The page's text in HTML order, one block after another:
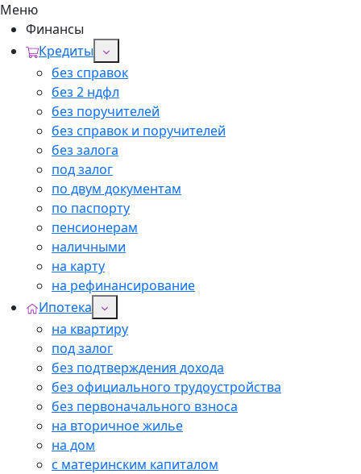
Меню
Финансы
Кредиты
без справок
без 2 ндфл
без поручителей
без справок и поручителей
без залога
под залог
по двум документам
по паспорту
пенсионерам
наличными
на карту
на рефинансирование
Ипотека
на квартиру
под залог
без подтверждения дохода
без официального трудоустройства
без первоначального взноса
на вторичное жилье
на дом
с материнским капиталом